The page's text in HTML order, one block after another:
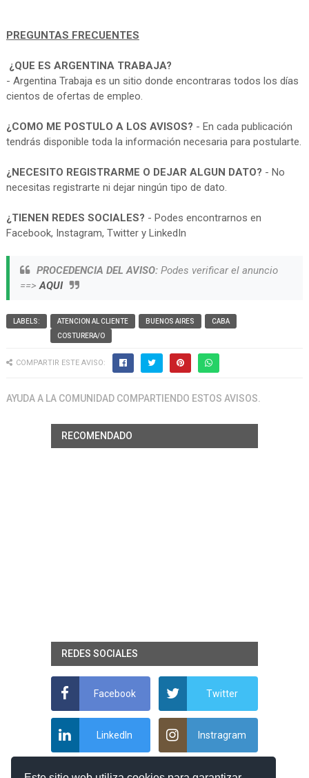
PREGUNTAS FRECUENTES
¿QUE ES ARGENTINA TRABAJA?
- Argentina Trabaja es un sitio donde encontraras todos los días
cientos de ofertas de empleo.
¿COMO ME POSTULO A LOS AVISOS? - En cada publicación
tendrás disponible toda la información necesaria para postularte.
¿NECESITO REGISTRARME O DEJAR ALGUN DATO? - No
necesitas registrarte ni dejar ningún tipo de dato.
¿TIENEN REDES SOCIALES? - Podes encontrarnos en
Facebook, Instagram, Twitter y LinkedIn
PROCEDENCIA DEL AVISO:Podes verificar el anuncio
==>AQUI
LABELS: ATENCION AL CLIENTE BUENOS AIRES
CABA
COSTURERA/O
COMPARTIR ESTE AVISO:
AYUDA A LA COMUNIDAD COMPARTIENDO ESTOS AVISOS.
RECOMENDADO
REDES SOCIALES
Facebook Twitter
LinkedIn Instragram